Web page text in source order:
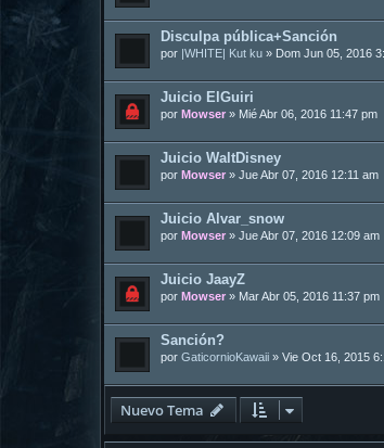
Disculpa pública+Sanción
por |WHITE| Kut ku » Dom Jun 05, 2016
Juicio ElGuiri
por Mowser » Mié Abr 06, 2016 11:47 pm
Juicio WaltDisney
por Mowser » Jue Abr 07, 2016 12:11 am
Juicio Alvar_snow
por Mowser » Jue Abr 07, 2016 12:09 am
Juicio JaayZ
por Mowser » Mar Abr 05, 2016 11:37 pm
Sanción?
por GaticornioKawaii » Vie Oct 16, 2015
Nuevo Tema